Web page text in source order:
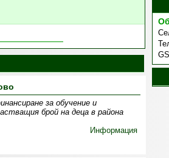
за обучение и
брой на деца в района
Информация